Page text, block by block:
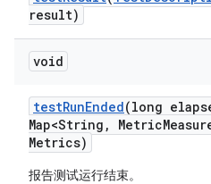
result)
void
testRunEnded(long
Map<String , Metric
Metrics)
报告测试运行结束。